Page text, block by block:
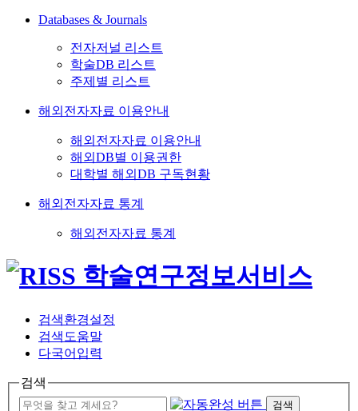
Databases & Journals
전자저널 리스트
학술DB 리스트
주제별 리스트
해외전자자료 이용안내
해외전자자료 이용안내
해외DB별 이용권한
대학별 해외DB 구독현황
해외전자자료 통계
해외전자자료 통계
검색환경설정
검색도움말
다국어입력
검색
검색